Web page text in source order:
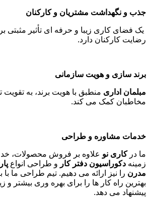
جذب و نگهداشت مشتریان و کارکنان
یک فضای کاری زیبا و حرفه ای تأثیر مثبتی
رضایت کارکنان دارد.
برند سازی و هویت سازمانی
مبلمان اداری منطبق با هویت برند، به
مخاطبان کمک می کند.
خدمات مشاوره و طراحی
ما درکاری نو علاوه بر فروش محصولات،
زمینه دکوراسیون دفتر کار و طراحی انواع
مدرن را نیز ارائه می دهیم. تیم طراحی ما
بهترین راه کار ها را برای بهره وری بیشتر و
پیشنهاد می دهد.